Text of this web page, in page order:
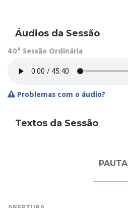
Áudios da Sessão
40ª Sessão Ordinária
Problemas com o áudio?
Textos da Sessão
PAUTA